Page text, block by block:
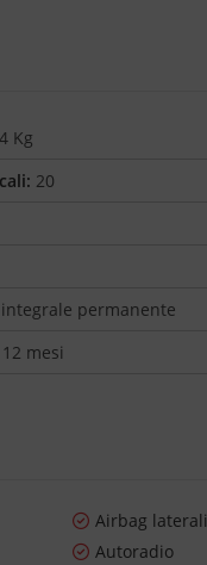
Kg
20
integrale permanente
12 mesi
Airbag laterali
Autoradio